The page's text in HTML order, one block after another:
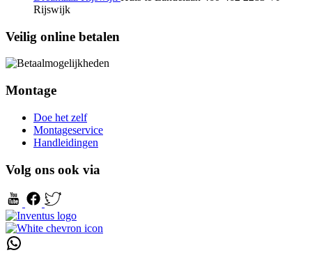
Rijswijk
Veilig online betalen
Montage
Doe het zelf
Montageservice
Handleidingen
Volg ons ook via